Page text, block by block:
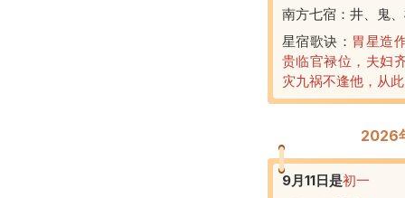
南方七宿：井、鬼
星宿歌诀： 胃星造
贵临官禄位，夫妇
灾九祸不逢他，从
2026
9月11日是初一